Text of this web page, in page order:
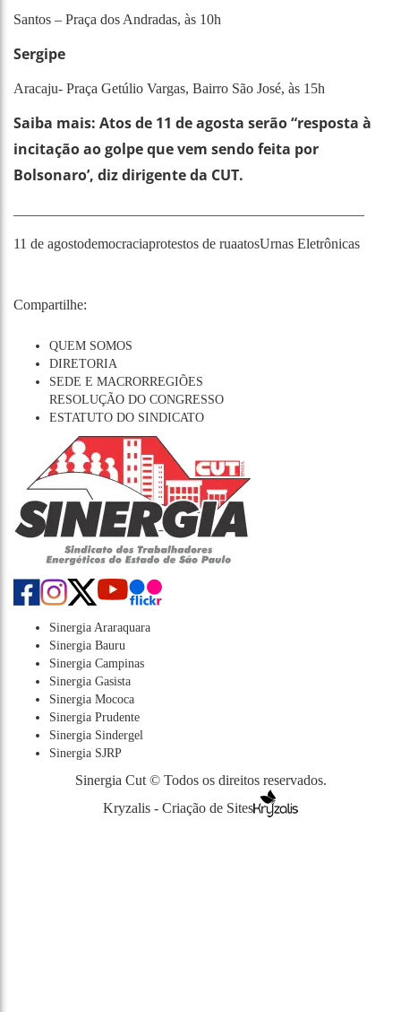
Santos – Praça dos Andradas, às 10h
Sergipe
Aracaju- Praça Getúlio Vargas, Bairro São José, às 15h
Saiba mais: Atos de 11 de agosta serão “resposta à
incitação ao golpe que vem sendo feita por
Bolsonaro’, diz dirigente da CUT.
11 de agostodemocraciaprotestos de ruaatosUrnas Eletrônicas
Compartilhe:
QUEM SOMOS
DIRETORIA
SEDE E MACRORREGIÕES
RESOLUÇÃO DO CONGRESSO
ESTATUTO DO SINDICATO
Sinergia Araraquara
Sinergia Bauru
Sinergia Campinas
Sinergia Gasista
Sinergia Mococa
Sinergia Prudente
Sinergia Sindergel
Sinergia SJRP
Sinergia Cut © Todos os direitos reservados.
Kryzalis - Criação de Sites